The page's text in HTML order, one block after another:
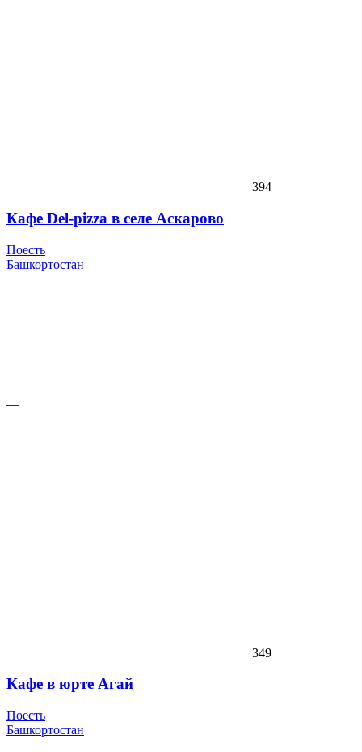
394
Кафе Del-pizza в селе Аскарово
Поесть
Башкортостан
—
349
Кафе в юрте Агай
Поесть
Башкортостан